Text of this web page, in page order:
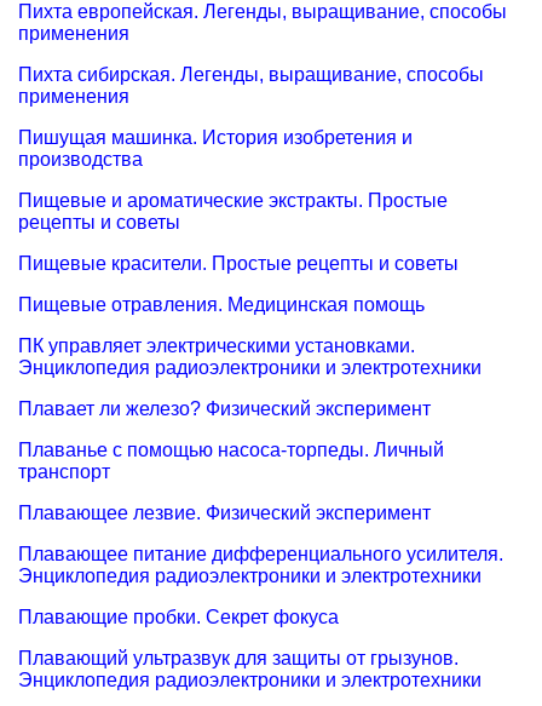
Пихта европейская. Легенды, выращивание, способы
применения
Пихта сибирская. Легенды, выращивание, способы
применения
Пишущая машинка. История изобретения и
производства
Пищевые и ароматические экстракты. Простые
рецепты и советы
Пищевые красители. Простые рецепты и советы
Пищевые отравления. Медицинская помощь
ПК управляет электрическими установками.
Энциклопедия радиоэлектроники и электротехники
Плавает ли железо? Физический эксперимент
Плаванье с помощью насоса-торпеды. Личный
транспорт
Плавающее лезвие. Физический эксперимент
Плавающее питание дифференциального усилителя.
Энциклопедия радиоэлектроники и электротехники
Плавающие пробки. Секрет фокуса
Плавающий ультразвук для защиты от грызунов.
Энциклопедия радиоэлектроники и электротехники